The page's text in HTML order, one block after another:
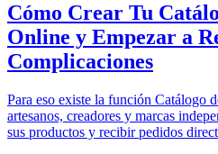
Cómo Crear Tu
Online y Empezar a
Complicaciones
Para eso existe la función Catálogo
artesanos, creadores y marcas
sus productos y recibir pedidos